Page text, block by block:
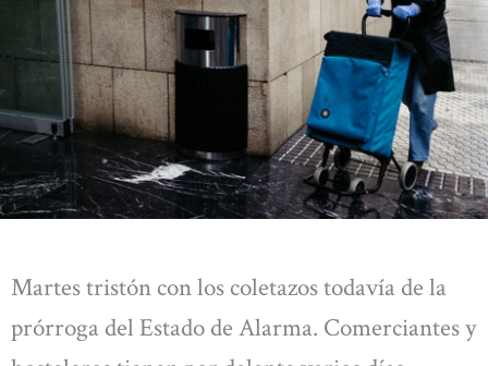
Martes tristón con los coletazos todavía de la
prórroga del Estado de Alarma. Comerciantes y